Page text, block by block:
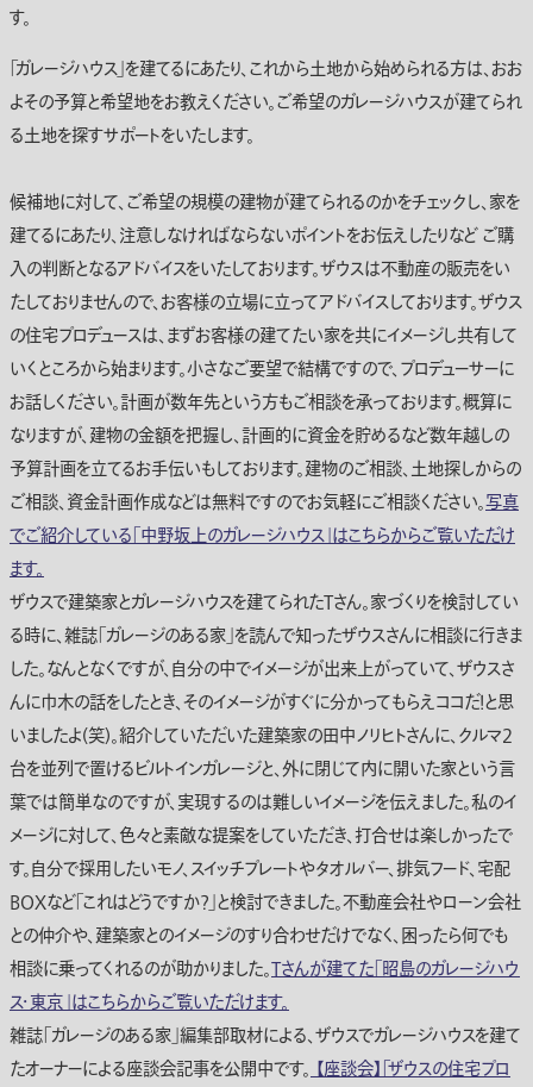
す。
「ガレージハウス」を建てるにあたり、これから土地から始められる方は、おお
よその予算と希望地をお教えください。ご希望のガレージハウスが建てられ
る土地を探すサポートをいたします。
候補地に対して、ご希望の規模の建物が建てられるのかをチェックし、家を
建てるにあたり、注意しなければならないポイントをお伝えしたりなど ご購
入の判断となるアドバイスをいたしております。ザウスは不動産の販売をい
たしておりませんので、お客様の立場に立ってアドバイスしております。ザウス
の住宅プロデュースは、まずお客様の建てたい家を共にイメージし共有して
いくところから始まります。小さなご要望で結構ですので、プロデューサーに
お話しください。計画が数年先という方もご相談を承っております。概算に
なりますが、建物の金額を把握し、計画的に資金を貯めるなど数年越しの
予算計画を立てるお手伝いもしております。建物のご相談、土地探しからの
ご相談、資金計画作成などは無料ですのでお気軽にご相談ください。写真
でご紹介している「中野坂上のガレージハウス」はこちらからご覧いただけ
ます。
ザウスで建築家とガレージハウスを建てられたTさん。家づくりを検討してい
る時に、雑誌「ガレージのある家」を読んで知ったザウスさんに相談に行きま
した。なんとなくですが、自分の中でイメージが出来上がっていて、ザウスさ
んに巾木の話をしたとき、そのイメージがすぐに分かってもらえココだ！と思
いましたよ(笑)。紹介していただいた建築家の田中ノリヒトさんに、クルマ2
台を並列で置けるビルトインガレージと、外に閉じて内に開いた家という言
葉では簡単なのですが、実現するのは難しいイメージを伝えました。私のイ
メージに対して、色々と素敵な提案をしていただき、打合せは楽しかったで
す。自分で採用したいモノ、スイッチプレートやタオルバー、排気フード、宅配
BOXなど「これはどうですか？」と検討できました。不動産会社やローン会社
との仲介や、建築家とのイメージのすり合わせだけでなく、困ったら何でも
相談に乗ってくれるのが助かりました。Tさんが建てた「昭島のガレージハウ
ス・東京」はこちらからご覧いただけます。
雑誌「ガレージのある家」編集部取材による、ザウスでガレージハウスを建て
たオーナーによる座談会記事を公開中です。【座談会】「ザウスの住宅プロ